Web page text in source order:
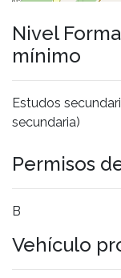
Nivel
mínimo
Estudos
secundaria)
Permisos
B
Vehículo